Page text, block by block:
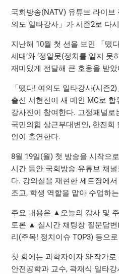
국회방송(NATV) 유튜브 라이브
의도 일타강사」가 시즌2로 다
지난해 10월 첫 선을 보인 「떴
세대’와 ‘정알못(정치를 알지 못
재미있게 전달해 큰 호응을 받았
「떴다! 여의도 일타강사(시즌
출신 서현진이 새 메인 MC로
강사진이 참여한다. 고정패널로
국민의힘 상근부대변인, 한진희
인이 출연한다.
8월 19일(월) 첫 방송을 시작으
시간 동안 국회방송 유튜브 채
다. 강의실을 재현한 세트장에
조교, 학생 역할을 맡아 수업하
주요 내용은 ▲오늘의 강사 및
토론 ▲ 실시간 채팅창 질문답
리(주목! 정치이슈 TOP3) 등으
첫 회에는 과학자이자 SF작가
안전공학과 교수, 곽재식 일타